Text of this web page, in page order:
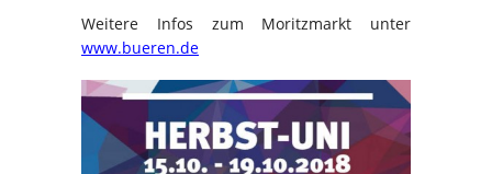
Weitere Infos zum Moritzmarkt unter
www.bueren.de